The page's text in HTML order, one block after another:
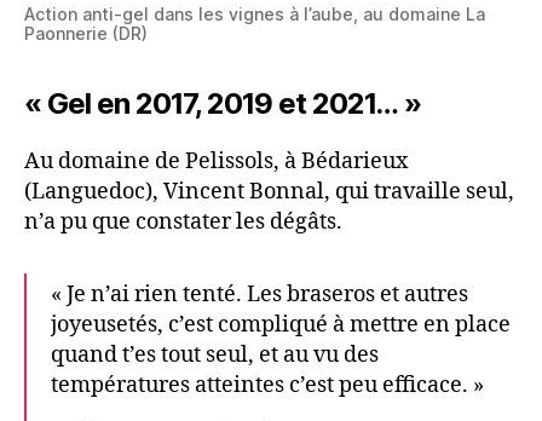
Action anti-gel dans les vignes à l’aube, au domaine La
Paonnerie (DR)
« Gel en 2017, 2019 et 2021… »
Au domaine de Pelissols, à Bédarieux
(Languedoc), Vincent Bonnal, qui travaille seul,
n’a pu que constater les dégâts.
« Je n’ai rien tenté. Les braseros et autres
joyeusetés, c’est compliqué à mettre en place
quand t’es tout seul, et au vu des
températures atteintes c’est peu efficace. »